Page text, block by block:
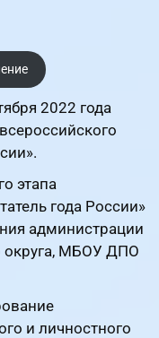
2022 года
этапа
года России»
администрации
округа, МБОУ ДПО
и личностного